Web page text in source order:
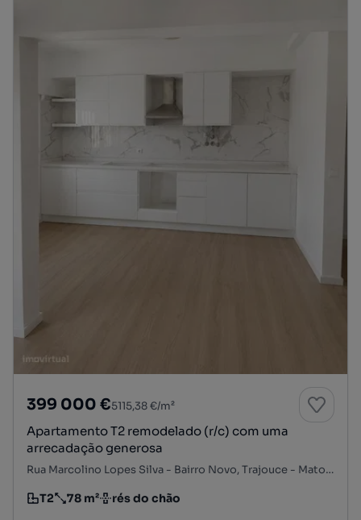
399 000 €5115,38 €/m²
Apartamento T2 remodelado (r/c) com uma
arrecadação generosa
Rua Marcolino Lopes Silva - Bairro Novo, Trajouce - Mato Cheirinhos, São Domingos de Rana, Cascais, Lisboa
Tipologia
T2
Preço por metro quadrado
78 m²
Andar rés do chão